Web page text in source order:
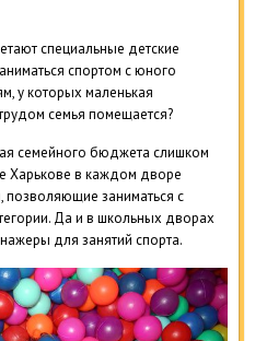
специальные детские
спортом с юного
у которых маленькая
семья помещается?
семейного бюджета слишком
Харькове в каждом дворе
позволяющие заниматься с
Да и в школьных дворах
для занятий спорта.